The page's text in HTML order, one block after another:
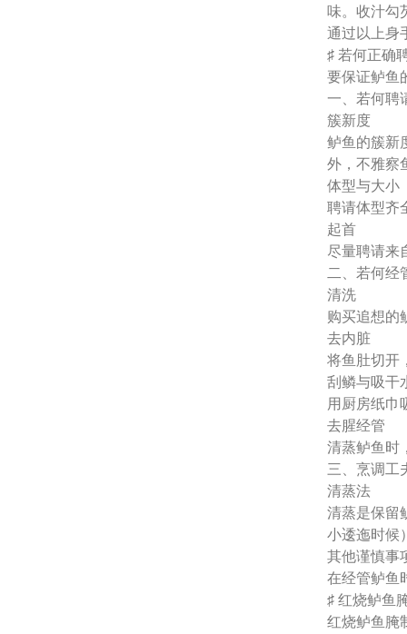
味。收汁勾
通过以上身
♯ 若何正确
要保证鲈鱼
一、若何聘
簇新度
鲈鱼的簇新
外，不雅察
体型与大小
聘请体型齐
起首
尽量聘请来
二、若何经
清洗
购买追想的
去内脏
将鱼肚切开
刮鳞与吸干
用厨房纸巾
去腥经管
清蒸鲈鱼时
三、烹调工
清蒸法
清蒸是保留
小逶迤时候
其他谨慎事
在经管鲈鱼
♯ 红烧鲈鱼
红烧鲈鱼腌